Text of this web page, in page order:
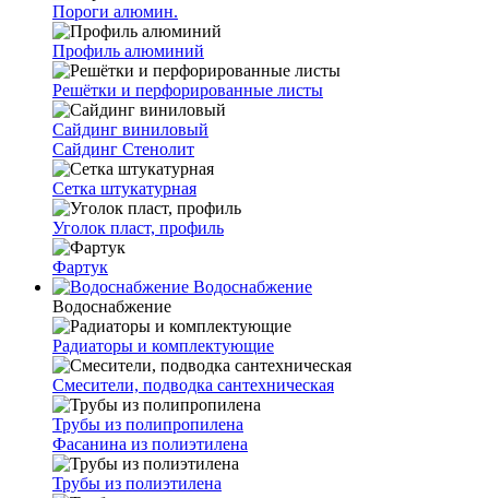
Пороги алюмин.
Профиль алюминий
Решётки и перфорированные листы
Сайдинг виниловый
Сайдинг Стенолит
Сетка штукатурная
Уголок пласт, профиль
Фартук
Водоснабжение
Водоснабжение
Радиаторы и комплектующие
Смесители, подводка сантехническая
Трубы из полипропилена
Фасанина из полиэтилена
Трубы из полиэтилена